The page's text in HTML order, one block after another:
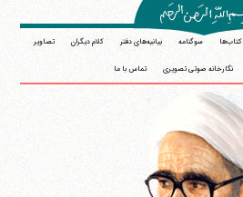
کتاب‌ها سوگنامه بیانیه‌های دفتر کلام دیگران تصاویر
نگارخانه صوتی تصویری تماس با ما